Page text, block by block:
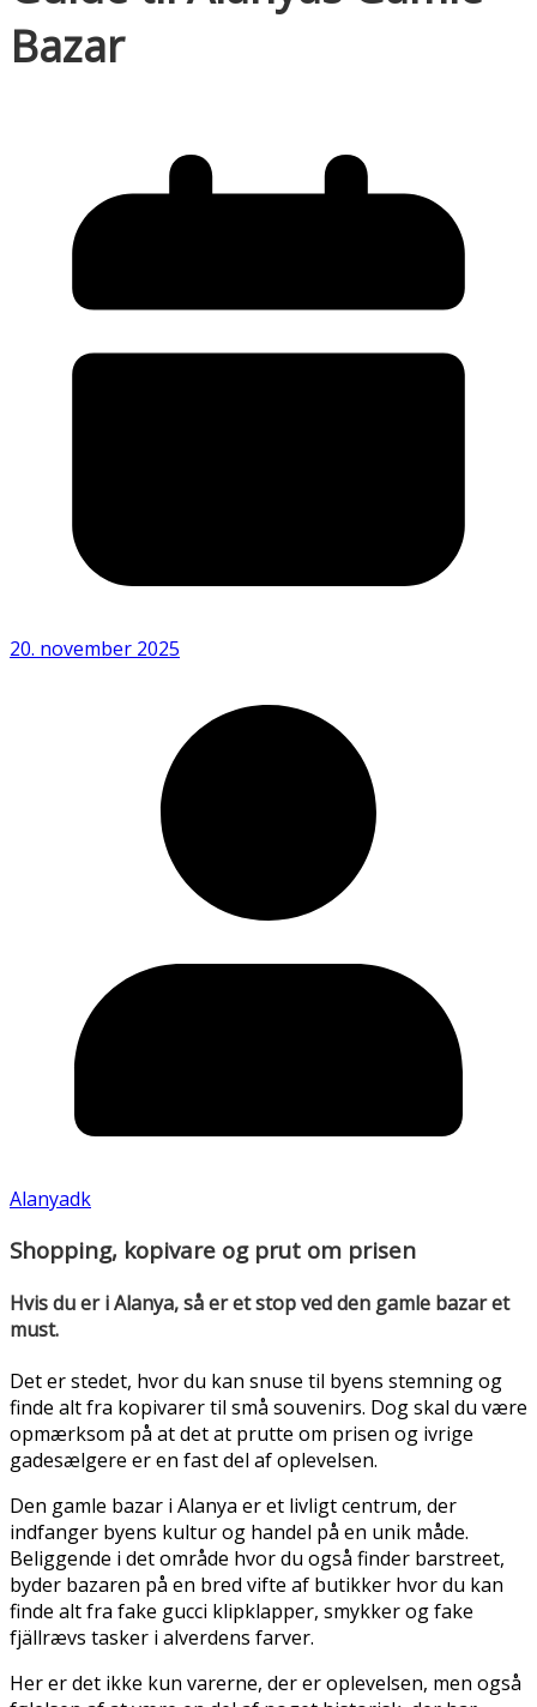
Bazar
20. november 2025
Alanyadk
Shopping, kopivare og prut om prisen
Hvis du er i Alanya, så er et stop ved den gamle bazar et
must.
Det er stedet, hvor du kan snuse til byens stemning og
finde alt fra kopivarer til små souvenirs. Dog skal du være
opmærksom på at det at prutte om prisen og ivrige
gadesælgere er en fast del af oplevelsen.
Den gamle bazar i Alanya er et livligt centrum, der
indfanger byens kultur og handel på en unik måde.
Beliggende i det område hvor du også finder barstreet,
byder bazaren på en bred vifte af butikker hvor du kan
finde alt fra fake gucci klipklapper, smykker og fake
fjällrævs tasker i alverdens farver.
Her er det ikke kun varerne, der er oplevelsen, men også